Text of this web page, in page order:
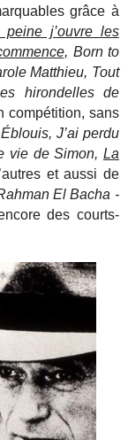
grâce à
peine j’ouvre les
Born to
Matthieu, Tout
hirondelles de
compétition, sans
J’ai perdu
vie de Simon, La
et aussi de
El Bacha -
des courts-